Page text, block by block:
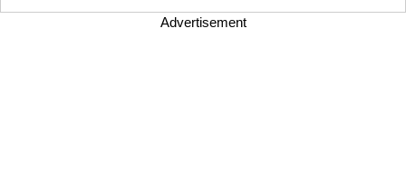
Advertisement